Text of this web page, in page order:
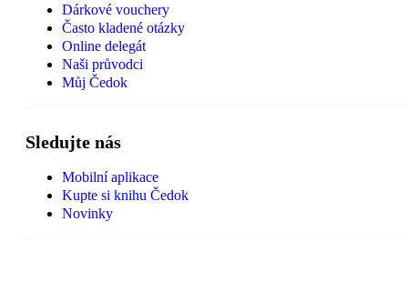
Dárkové vouchery
Často kladené otázky
Online delegát
Naši průvodci
Můj Čedok
Sledujte nás
Mobilní aplikace
Kupte si knihu Čedok
Novinky